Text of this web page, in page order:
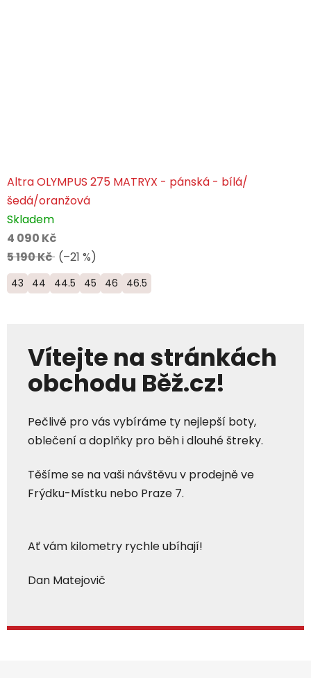
Altra OLYMPUS 275 MATRYX - pánská - bílá/
šedá/oranžová
Skladem
4 090 Kč
5 190 Kč (–21 %)
43 44 44.5 45 46 46.5
Vítejte na stránkách
obchodu Běž.cz!
Pečlivě pro vás vybíráme ty nejlepší boty,
oblečení a doplňky pro běh i dlouhé štreky.
Těšíme se na vaši návštěvu v prodejně ve
Frýdku-Místku nebo Praze 7.
Ať vám kilometry rychle ubíhají!
Dan Matejovič